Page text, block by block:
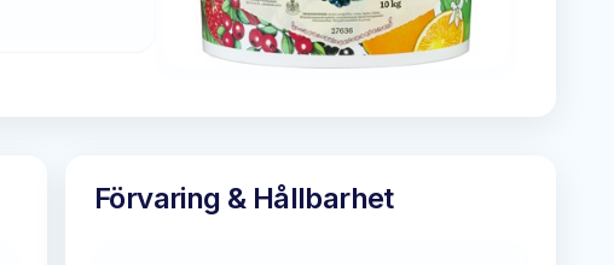
Förvaring & Hållbarhet